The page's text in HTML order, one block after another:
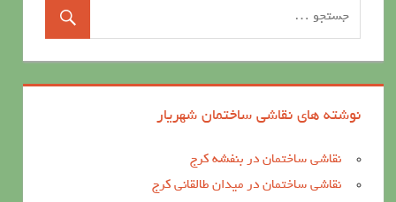
نوشته های نقاشی ساختمان شهریار
نقاشی ساختمان در بنفشه کرج
نقاشی ساختمان در میدان طالقانی کرج